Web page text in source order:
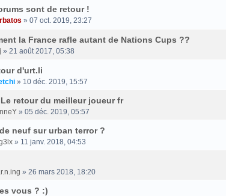
sont de retour !
» 07 oct. 2019, 23:27
la France rafle autant de Nations Cups ??
» 21 août 2017, 05:38
d'urt.li
» 10 déc. 2019, 15:57
retour du meilleur joueur fr
» 05 déc. 2019, 05:57
neuf sur urban terror ?
» 11 janv. 2018, 04:53
» 26 mars 2018, 18:20
vous ? :)